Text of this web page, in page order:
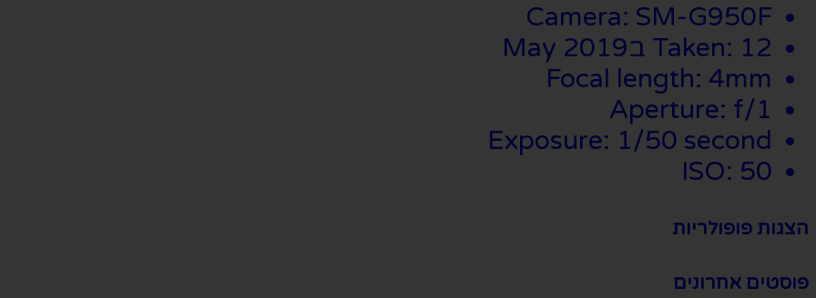
Camera: SM-G950F
Taken: 12 בMay 2019
Focal length: 4mm
Aperture: f/1
Exposure: 1/50 second
ISO: 50
הצגות פופולריות
פוסטים אחרונים